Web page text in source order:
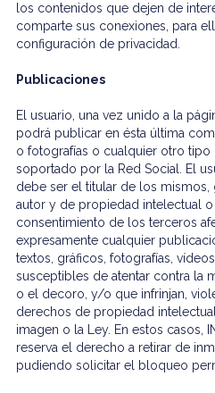
los contenidos que dejen de
comparte sus conexiones, para
configuración de privacidad.
Publicaciones
El usuario, una vez unido a la
podrá publicar en ésta última
o fotografías o cualquier otro
soportado por la Red Social. El
debe ser el titular de los
autor y de propiedad intelectual o
consentimiento de los terceros
expresamente cualquier
textos, gráficos, fotografías,
susceptibles de atentar contra la
o el decoro, y/o que infrinjan,
derechos de propiedad
imagen o la Ley. En estos casos,
reserva el derecho a retirar de
pudiendo solicitar el bloqueo